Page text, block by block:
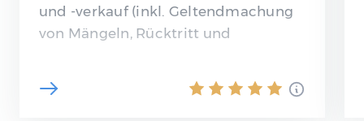
und -verkauf (inkl. Geltendmachung
von Mängeln, Rücktritt und